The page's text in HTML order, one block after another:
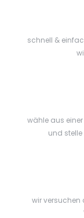
schnell &
wähle aus
und
wir versuchen